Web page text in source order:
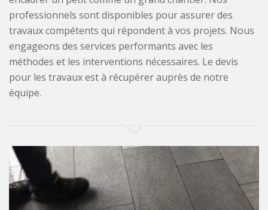
professionnels sont disponibles pour assurer des
travaux compétents qui répondent à vos projets. Nous
engageons des services performants avec les
méthodes et les interventions nécessaires. Le devis
pour les travaux est à récupérer auprès de notre
équipe.